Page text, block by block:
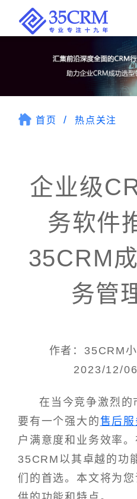
首页 热点关注
企业级
务软件
35CRM
务管
作者：
2023/12/
在当今竞争激烈的
要有一个强大的售后
户满意度和业务效率。
35CRM以其卓越的功
们的首选。本文将为